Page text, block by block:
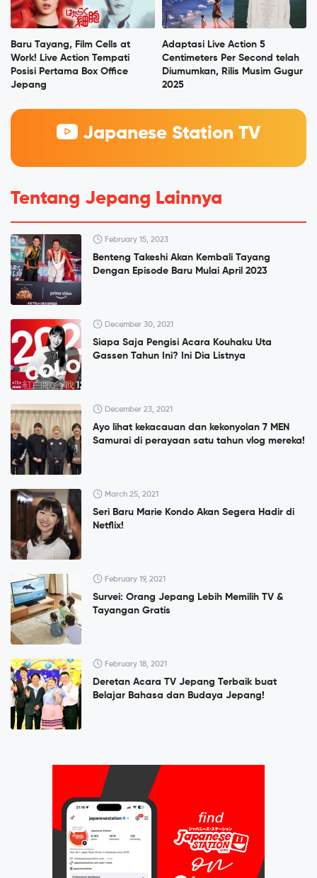
Baru Tayang, Film Cells at
Work! Live Action Tempati
Posisi Pertama Box Office
Jepang
Adaptasi Live Action 5
Centimeters Per Second telah
Diumumkan, Rilis Musim Gugur
2025
Japanese Station TV
Tentang Jepang Lainnya
February 15, 2023
Benteng Takeshi Akan Kembali Tayang
Dengan Episode Baru Mulai April 2023
December 30, 2021
Siapa Saja Pengisi Acara Kouhaku Uta
Gassen Tahun Ini? Ini Dia Listnya
December 23, 2021
Ayo lihat kekacauan dan kekonyolan 7 MEN
Samurai di perayaan satu tahun vlog mereka!
March 25, 2021
Seri Baru Marie Kondo Akan Segera Hadir di
Netflix!
February 19, 2021
Survei: Orang Jepang Lebih Memilih TV &
Tayangan Gratis
February 18, 2021
Deretan Acara TV Jepang Terbaik buat
Belajar Bahasa dan Budaya Jepang!